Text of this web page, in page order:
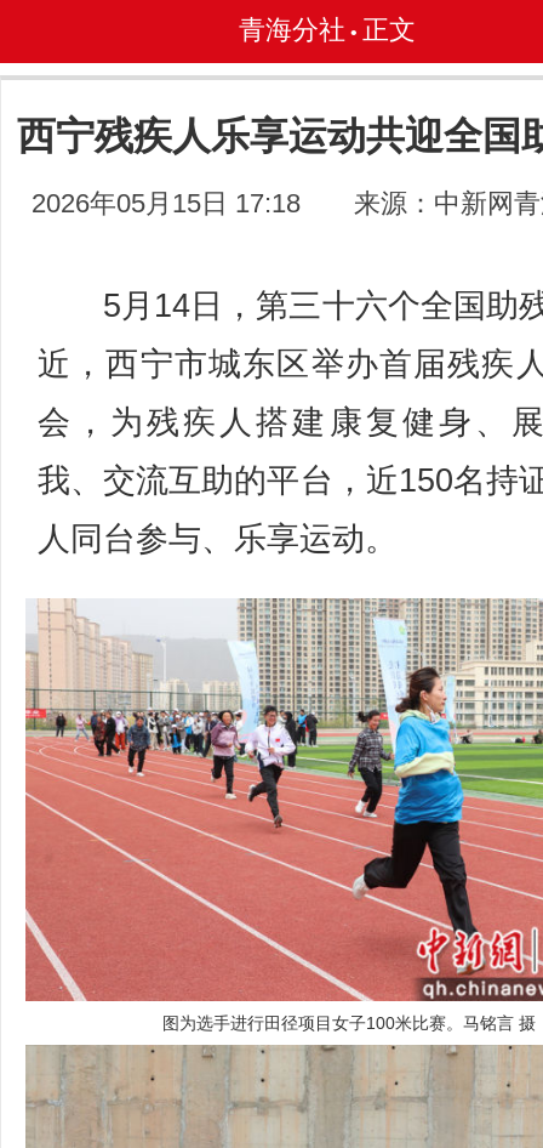
青海分社 • 正文
西宁残疾人乐享运动共迎全国
2026年05月15日 17:18 来源：中新网
5月14日，第三十六个全国助
近，西宁市城东区举办首届残疾
会，为残疾人搭建康复健身、
我、交流互助的平台，近150名持
人同台参与、乐享运动。
图为选手进行田径项目女子100米比赛。马铭言 摄